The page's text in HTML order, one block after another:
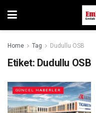
Home Tag Dudullu OSB
Etiket: Dudullu OSB
GÜNCEL HABERLER